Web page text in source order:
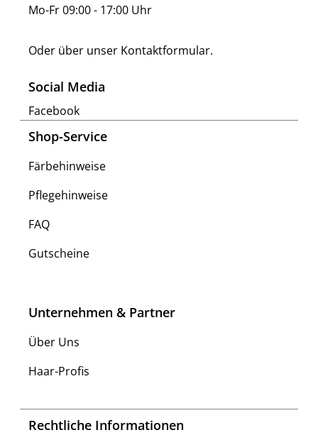
Mo-Fr 09:00 - 17:00 Uhr
Oder über unser Kontaktformular.
Social Media
Facebook
Shop-Service
Färbehinweise
Pflegehinweise
FAQ
Gutscheine
Unternehmen & Partner
Über Uns
Haar-Profis
Rechtliche Informationen